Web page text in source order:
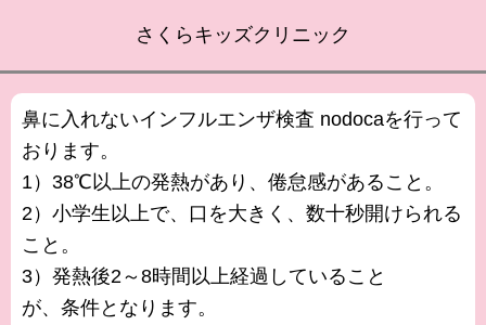
さくらキッズクリニック
鼻に入れないインフルエンザ検査 nodocaを行って
おります。
1）38℃以上の発熱があり、倦怠感があること。
2）小学生以上で、口を大きく、数十秒開けられる
こと。
3）発熱後2～8時間以上経過していること
が、条件となります。